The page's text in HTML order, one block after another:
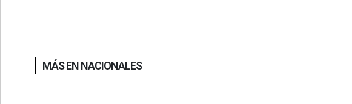
MÁS EN NACIONALES